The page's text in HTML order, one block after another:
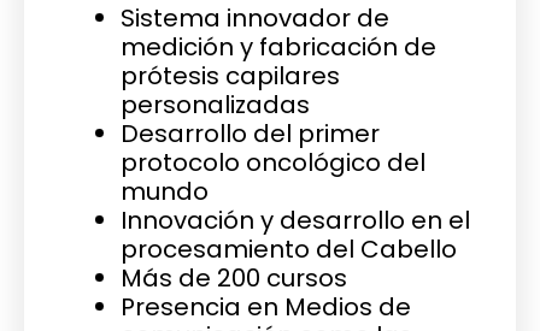
Sistema innovador de
medición y fabricación de
prótesis capilares
personalizadas
Desarrollo del primer
protocolo oncológico del
mundo
Innovación y desarrollo en el
procesamiento del Cabello
Más de 200 cursos
Presencia en Medios de